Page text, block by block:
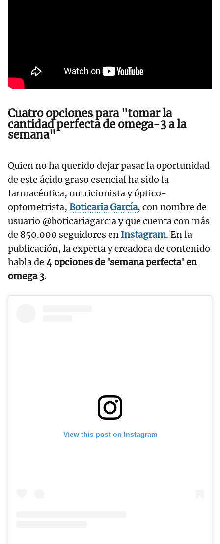
Cuatro opciones para "tomar la
cantidad perfecta de omega-3 a la
semana"
Quien no ha querido dejar pasar la oportunidad
de este ácido graso esencial ha sido la
farmacéutica, nutricionista y óptico-
optometrista, Boticaria García, con nombre de
usuario @boticariagarcia y que cuenta con más
de 850.000 seguidores en Instagram. En la
publicación, la experta y creadora de contenido
habla de 4 opciones de 'semana perfecta' en
omega 3.
View this post on Instagram